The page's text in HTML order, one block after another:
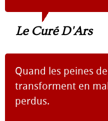
Le Curé D'Ars
Quand les peines
transforment en
perdus.